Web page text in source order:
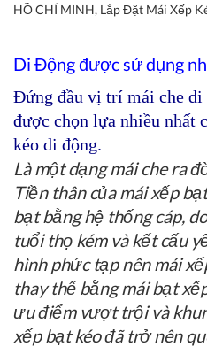
HỒ CHÍ MINH, Lắp Đặt Mái Xếp
Mẫu
Di Động được sử dụng
Đứng đầu vị trí mái che di
được chọn lựa nhiều nhất
kéo di động.
Là một dạng mái che ra
Tiền thân của mái xếp
bạt bằng hệ thống cáp,
tuổi thọ kém và kết cấu
hình phức tạp nên mái
thay thế bằng mái bạt
ưu điểm vượt trội và
xếp bạt kéo đã trở nên